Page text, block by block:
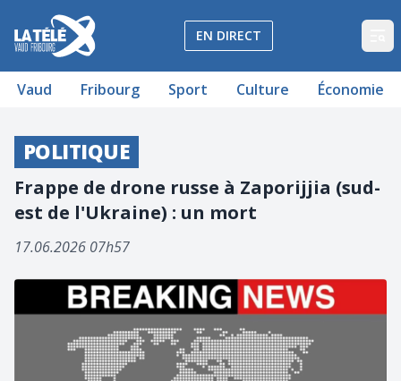
La Télé - Télévision régionale Vaud et Fribourg
EN DIRECT
Vaud Fribourg Sport Culture Économie
POLITIQUE
Frappe de drone russe à Zaporijjia (sud-
est de l'Ukraine) : un mort
17.06.2026 07h57